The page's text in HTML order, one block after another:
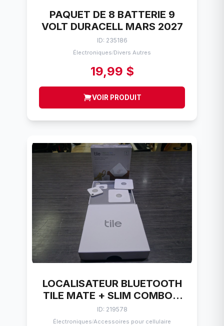
PAQUET DE 8 BATTERIE 9
VOLT DURACELL MARS 2027
ID: 235186
Électroniques/Divers Autres
19,99 $
VOIR PRODUIT
LOCALISATEUR BLUETOOTH
TILE MATE + SLIM COMBO 4
PACK
ID: 219578
Électroniques/Accessoires pour cellulaire